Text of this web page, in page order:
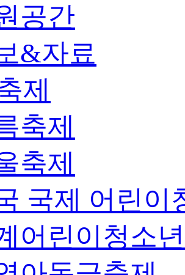
공간
&자료
제
축제
축제
국제 어린이
어린이청소